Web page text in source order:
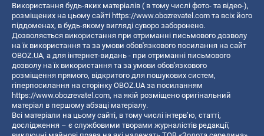
Використання будь-яких матеріалів ( в тому числі фото- та відео-),
розміщених на цьому сайті https://www.obozrevatel.com та всіх його
піддоменах, в будь-якому вигляді суворо заборонено.
Дозволяється використання при отриманні письмового дозволу
на їх використання та за умови обов'язкового посилання на сайт
OBOZ.UA, а для інтернет-видань - при отриманні письмового
дозволу на їх використання та за умови обов'язкового
розміщення прямого, відкритого для пошукових систем,
гіперпосилання на сторінку OBOZ.UA за посиланням
https://www.obozrevatel.com, на якій розміщено оригінальний
матеріал в першому абзаці матеріалу.
Всі матеріали на цьому сайті, в тому числі інтерв’ю, статті,
дослідження – є службовими творами журналістів редакції,